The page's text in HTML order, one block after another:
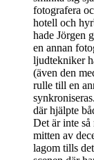
fotografera
hotell och
hade Jörgen
en annan
ljudtekniker
(även den
rulle till en
där hjälpte
Det är inte
mitten av
lagom tills